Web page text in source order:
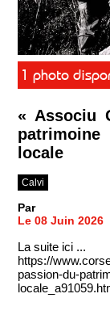
1 photo
« Associu
locale
Calvi
Par
Le 08 Juin 2026
La suite ici ...
https://
passion-du-